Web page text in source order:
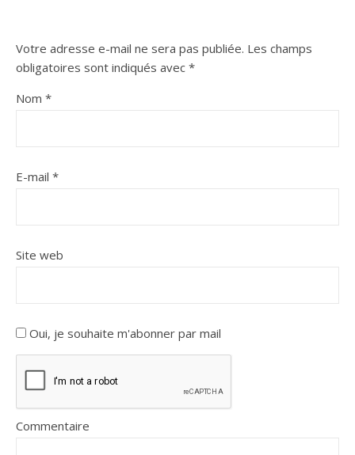
Votre adresse e-mail ne sera pas publiée. Les champs
obligatoires sont indiqués avec *
Nom *
E-mail *
Site web
Oui, je souhaite m'abonner par mail
Commentaire